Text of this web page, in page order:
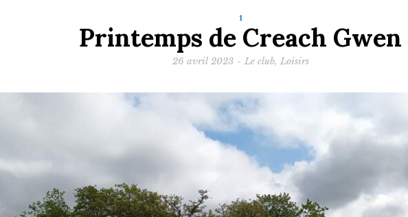
1
Printemps de Creach Gwen
26 avril 2023 - Le club, Loisirs